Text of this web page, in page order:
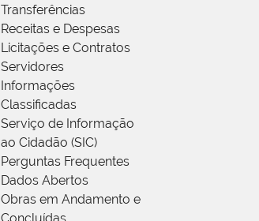
Transferências
Receitas e Despesas
Licitações e Contratos
Servidores
Informações
Classificadas
Serviço de Informação
ao Cidadão (SIC)
Perguntas Frequentes
Dados Abertos
Obras em Andamento e